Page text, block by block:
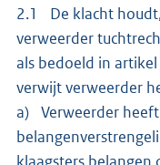
2.1 De klacht
verweerder
als bedoeld in
verwijt verweerder
a) Verweerder heeft